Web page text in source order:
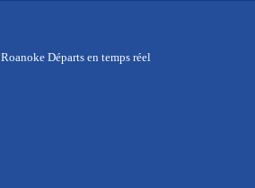
Départs en temps réel